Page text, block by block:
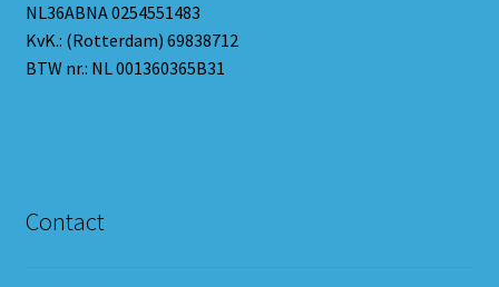
NL36ABNA 0254551483
KvK.: (Rotterdam) 69838712
BTW nr.: NL 001360365B31
Contact